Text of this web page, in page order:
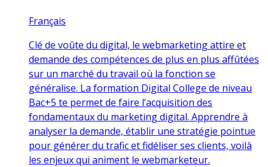
Français
Clé de voûte du digital, le webmarketing attire et
demande des compétences de plus en plus affûtées
sur un marché du travail où la fonction se
généralise. La formation Digital College de niveau
Bac+5 te permet de faire l’acquisition des
fondamentaux du marketing digital. Apprendre à
analyser la demande, établir une stratégie pointue
pour générer du trafic et fidéliser ses clients, voilà
les enjeux qui animent le webmarketeur.